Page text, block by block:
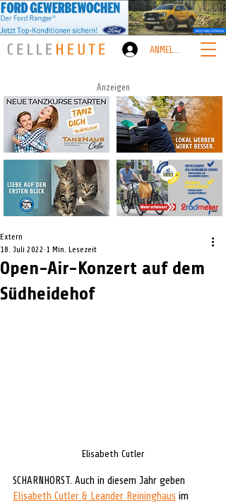
ANMELDEN
Anzeigen
Open-Air-Konzert auf dem
Südheidehof
Extern
18. Juli 2022 1 Min. Lesezeit
Elisabeth Cutler
SCHARNHORST. Auch in diesem Jahr geben
Elisabeth Cutler & Leander Reininghaus im